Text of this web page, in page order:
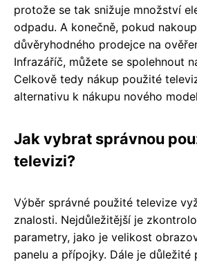
protože se tak snižuje množství
odpadu. A konečně, pokud
důvěryhodného prodejce na
Infrazáříč, můžete se spolehnout
Celkově tedy nákup použité
alternativu k nákupu nového
Jak vybrat správnou
televizi?
Výběr správné použité televize
znalosti. Nejdůležitější je
parametry, jako je velikost
panelu a přípojky. Dále je důležité